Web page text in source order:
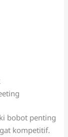
bobot penting
kompetitif.